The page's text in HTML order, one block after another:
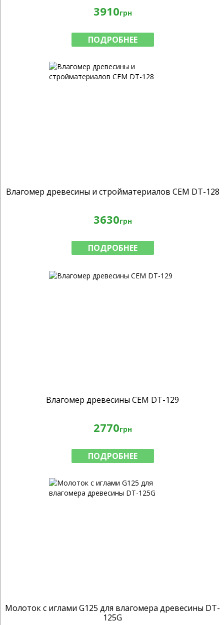
3910грн
ПОДРОБНЕЕ
Влагомер древесины и стройматериалов CEM DT-128
3630грн
ПОДРОБНЕЕ
Влагомер древесины CEM DT-129
2770грн
ПОДРОБНЕЕ
Молоток с иглами G125 для влагомера древесины DT-
125G